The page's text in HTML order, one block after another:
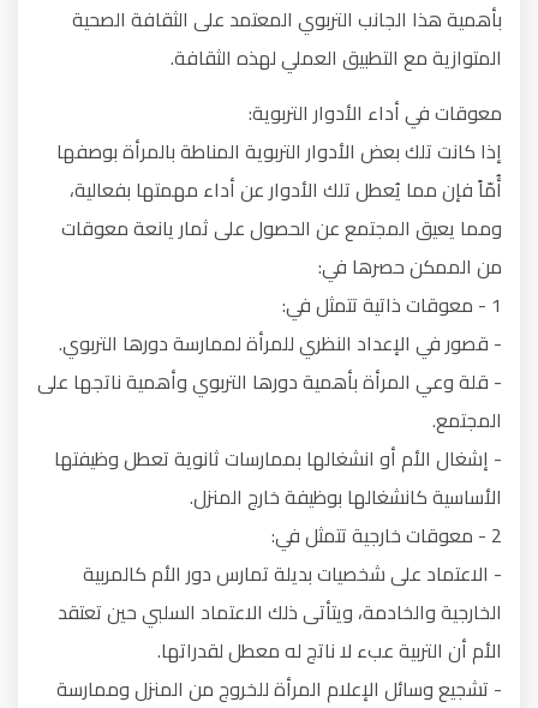
بأهمية هذا الجانب التربوي المعتمد على الثقافة الصحية
المتوازية مع التطبيق العملي لهذه الثقافة.
معوقات في أداء الأدوار التربوية:
إذا كانت تلك بعض الأدوار التربوية المناطة بالمرأة بوصفها
أُمّاً فإن مما يُعطل تلك الأدوار عن أداء مهمتها بفعالية،
ومما يعيق المجتمع عن الحصول على ثمار يانعة معوقات
من الممكن حصرها في:
1 - معوقات ذاتية تتمثل في:
- قصور في الإعداد النظري للمرأة لممارسة دورها التربوي.
- قلة وعي المرأة بأهمية دورها التربوي وأهمية ناتجها على
المجتمع.
- إشغال الأم أو انشغالها بممارسات ثانوية تعطل وظيفتها
الأساسية كانشغالها بوظيفة خارج المنزل.
2 - معوقات خارجية تتمثل في:
- الاعتماد على شخصيات بديلة تمارس دور الأم كالمربية
الخارجية والخادمة، ويتأتى ذلك الاعتماد السلبي حين تعتقد
الأم أن التربية عبء لا ناتج له معطل لقدراتها.
- تشجيع وسائل الإعلام المرأة للخروج من المنزل وممارسة